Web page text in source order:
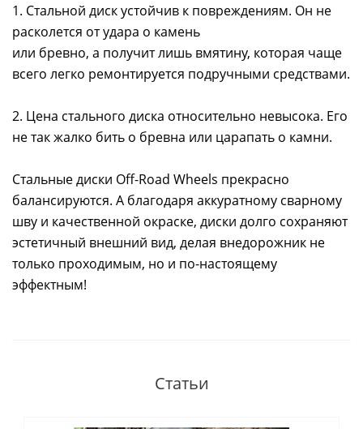
1. Стальной диск устойчив к повреждениям. Он не
расколется от удара о камень
или бревно, а получит лишь вмятину, которая чаще
всего легко ремонтируется подручными средствами.
2. Цена стального диска относительно невысока. Его
не так жалко бить о бревна или царапать о камни.
Стальные диски Off-Road Wheels прекрасно
балансируются. А благодаря аккуратному сварному
шву и качественной окраске, диски долго сохраняют
эстетичный внешний вид, делая внедорожник не
только проходимым, но и по-настоящему
эффектным!
Статьи